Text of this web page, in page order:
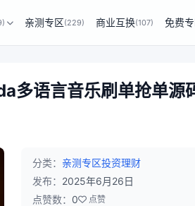
亲测专区(229) 商业互换(107) 免费
多语言音乐刷单抢单
分类： 亲测专区投资理财
发布： 2025年6月26日
点赞数： 0 点赞